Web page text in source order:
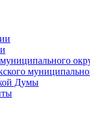
Думы